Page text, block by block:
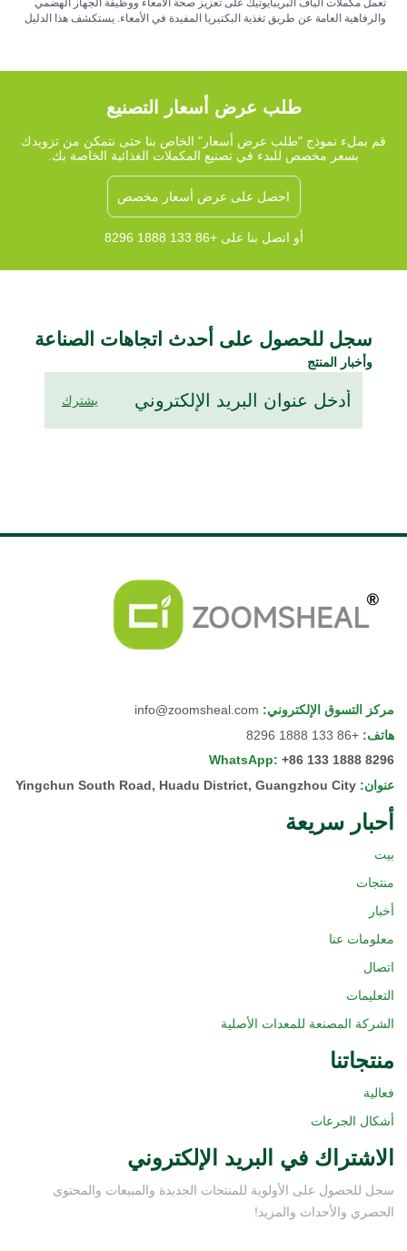
تعمل مكملات ألياف البريبايوتيك على تعزيز صحة الأمعاء ووظيفة الجهاز الهضمي
والرفاهية العامة عن طريق تغذية البكتيريا المفيدة في الأمعاء. يستكشف هذا الدليل
طلب عرض أسعار التصنيع
قم بملء نموذج "طلب عرض أسعار" الخاص بنا حتى نتمكن من تزويدك
بسعر مخصص للبدء في تصنيع المكملات الغذائية الخاصة بك.
احصل على عرض أسعار مخصص
أو اتصل بنا على +86 133 1888 8296
سجل للحصول على أحدث اتجاهات الصناعة
وأخبار المنتج
يشترك
مركز التسوق الإلكتروني:
info@zoomsheal.com
هاتف:
+86 133 1888 8296
WhatsApp: +86 133 1888 8296
عنوان:
Yingchun South Road, Huadu District, Guangzhou City
أحبار سريعة
بيت
منتجات
أخبار
معلومات عنا
اتصال
التعليمات
الشركة المصنعة للمعدات الأصلية
منتجاتنا
فعالية
أشكال الجرعات
الاشتراك في البريد الإلكتروني
سجل للحصول على الأولوية للمنتجات الجديدة والمبيعات والمحتوى
الحصري والأحداث والمزيد!